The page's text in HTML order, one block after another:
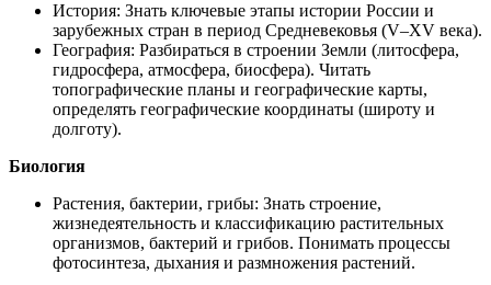
История: Знать ключевые этапы истории России и
зарубежных стран в период Средневековья (V–XV века).
География: Разбираться в строении Земли (литосфера,
гидросфера, атмосфера, биосфера). Читать
топографические планы и географические карты,
определять географические координаты (широту и
долготу).
Биология
Растения, бактерии, грибы: Знать строение,
жизнедеятельность и классификацию растительных
организмов, бактерий и грибов. Понимать процессы
фотосинтеза, дыхания и размножения растений.